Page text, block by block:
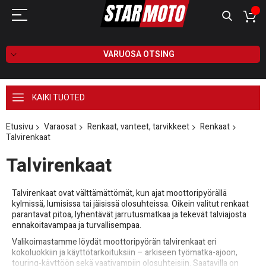
VARUOSA OTSING
KAIKI TUOTED
Etusivu Varaosat Renkaat, vanteet, tarvikkeet
Renkaat
Talvirenkaat
Talvirenkaat
Talvirenkaat ovat välttämättömät, kun ajat moottoripyörällä
kylmissä, lumisissa tai jäisissä olosuhteissa. Oikein valitut renkaat
parantavat pitoa, lyhentävät jarrutusmatkaa ja tekevät talviajosta
ennakoitavampaa ja turvallisempaa.
Valikoimastamme löydät moottoripyörän talvirenkaat eri
kokoluokkiin ja käyttötarkoituksiin – arkiseen työmatka-ajoon,
touring-käyttöön sekä vaativampiin olosuhteisiin. Saatavilla on